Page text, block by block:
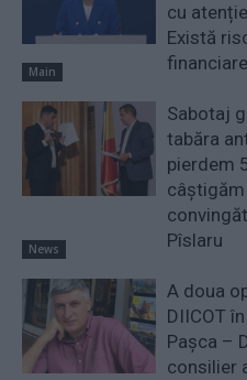
Main
cu
Există
News
Sabotaj
tabăra
pierdem
Pîslaru
A doua
DIICOT
Pașca –
consilier